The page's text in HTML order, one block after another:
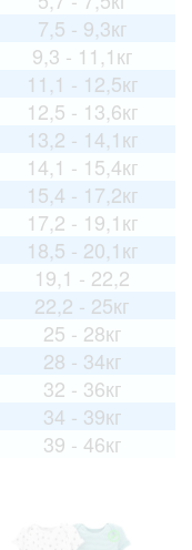
7,5 - 9,3кг
9,3 - 11,1кг
11,1 - 12,5кг
12,5 - 13,6кг
13,2 - 14,1кг
14,1 - 15,4кг
15,4 - 17,2кг
17,2 - 19,1кг
18,5 - 20,1кг
19,1 - 22,2
22,2 - 25кг
25 - 28кг
28 - 34кг
32 - 36кг
34 - 39кг
39 - 46кг